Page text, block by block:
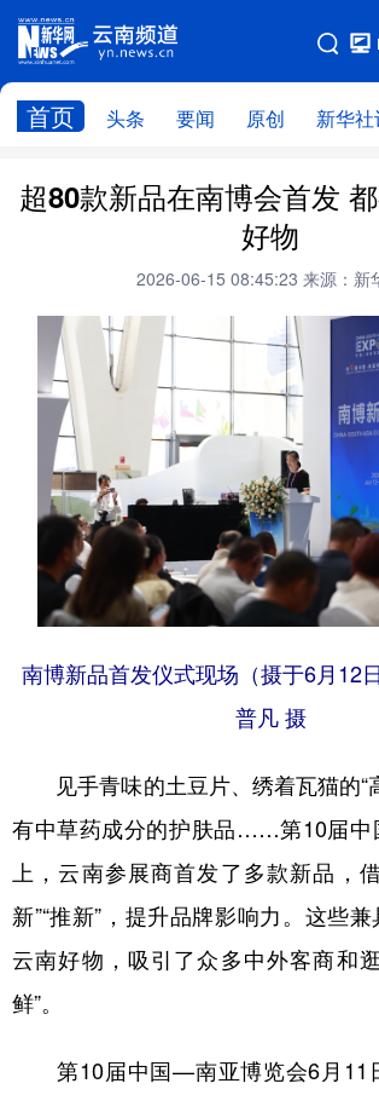
首页 头条 要闻 原创 新华
网站地图
头条 云南要闻
政务
云南省领导报道集
州市
社会
服务
云南青年说 趣看文物
超80款新品在南博会首发
好物
2026-06-15 08:45:23 来源：新
南博新品首发仪式现场（摄于6月12
普凡 摄
见手青味的土豆片、绣着瓦猫的“
有中草药成分的护肤品……第10届
上，云南参展商首发了多款新品，
新”“推新”，提升品牌影响力。这些
云南好物，吸引了众多中外客商和
鲜”。
第10届中国—南亚博览会6月11